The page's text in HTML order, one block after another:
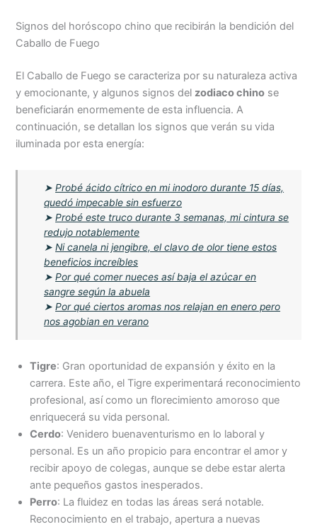
Signos del horóscopo chino que recibirán la bendición del
Caballo de Fuego
El Caballo de Fuego se caracteriza por su naturaleza activa
y emocionante, y algunos signos del zodiaco chino se
beneficiarán enormemente de esta influencia. A
continuación, se detallan los signos que verán su vida
iluminada por esta energía:
➤Probé ácido cítrico en mi inodoro durante 15 días,
quedó impecable sin esfuerzo
➤Probé este truco durante 3 semanas, mi cintura se
redujo notablemente
➤Ni canela ni jengibre, el clavo de olor tiene estos
beneficios increíbles
➤Por qué comer nueces así baja el azúcar en
sangre según la abuela
➤Por qué ciertos aromas nos relajan en enero pero
nos agobian en verano
Tigre: Gran oportunidad de expansión y éxito en la
carrera. Este año, el Tigre experimentará reconocimiento
profesional, así como un florecimiento amoroso que
enriquecerá su vida personal.
Cerdo: Venidero buenaventurismo en lo laboral y
personal. Es un año propicio para encontrar el amor y
recibir apoyo de colegas, aunque se debe estar alerta
ante pequeños gastos inesperados.
Perro: La fluidez en todas las áreas será notable.
Reconocimiento en el trabajo, apertura a nuevas